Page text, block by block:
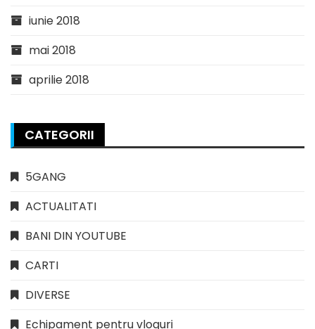
iunie 2018
mai 2018
aprilie 2018
CATEGORII
5GANG
ACTUALITATI
BANI DIN YOUTUBE
CARTI
DIVERSE
Echipament pentru vloguri